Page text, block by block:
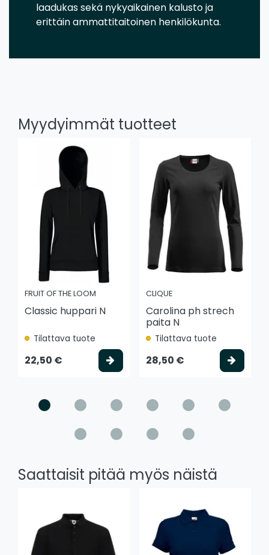
laadukas sekä nykyaikainen kalusto ja
erittäin ammattitaitoinen henkilökunta.
Myydyimmät tuotteet
FRUIT OF THE LOOM
Classic huppari N
Tilattava tuote
22,50 € Valitse vaihtoehto
CLIQUE
Carolina ph strech
paita N
Tilattava tuote
28,50 €
Saattaisit pitää myös näistä